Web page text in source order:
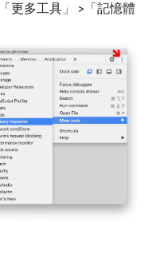
更多工具」
>「記憶體